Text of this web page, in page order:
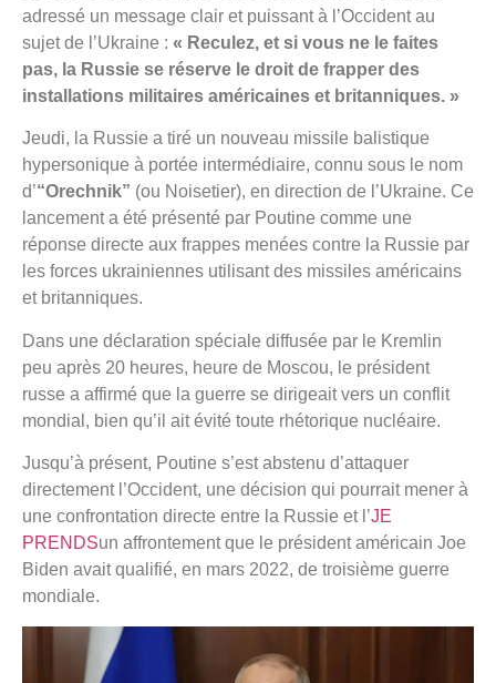
adressé un message clair et puissant à l’Occident au
sujet de l’Ukraine : « Reculez, et si vous ne le faites
pas, la Russie se réserve le droit de frapper des
installations militaires américaines et britanniques. »
Jeudi, la Russie a tiré un nouveau missile balistique
hypersonique à portée intermédiaire, connu sous le nom
d’“Orechnik” (ou Noisetier), en direction de l’Ukraine. Ce
lancement a été présenté par Poutine comme une
réponse directe aux frappes menées contre la Russie par
les forces ukrainiennes utilisant des missiles américains
et britanniques.
Dans une déclaration spéciale diffusée par le Kremlin
peu après 20 heures, heure de Moscou, le président
russe a affirmé que la guerre se dirigeait vers un conflit
mondial, bien qu’il ait évité toute rhétorique nucléaire.
Jusqu’à présent, Poutine s’est abstenu d’attaquer
directement l’Occident, une décision qui pourrait mener à
une confrontation directe entre la Russie et l’JE
PRENDSun affrontement que le président américain Joe
Biden avait qualifié, en mars 2022, de troisième guerre
mondiale.